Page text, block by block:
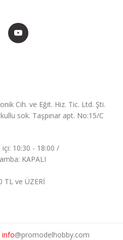
Cih. ve Eğit. Hiz. Tic. Ltd. Şti.
sok. Taşpınar apt. No:15/C
10:30 - 18:00 /
KAPALI
TL ve ÜZERİ
info@promodelhobby.com